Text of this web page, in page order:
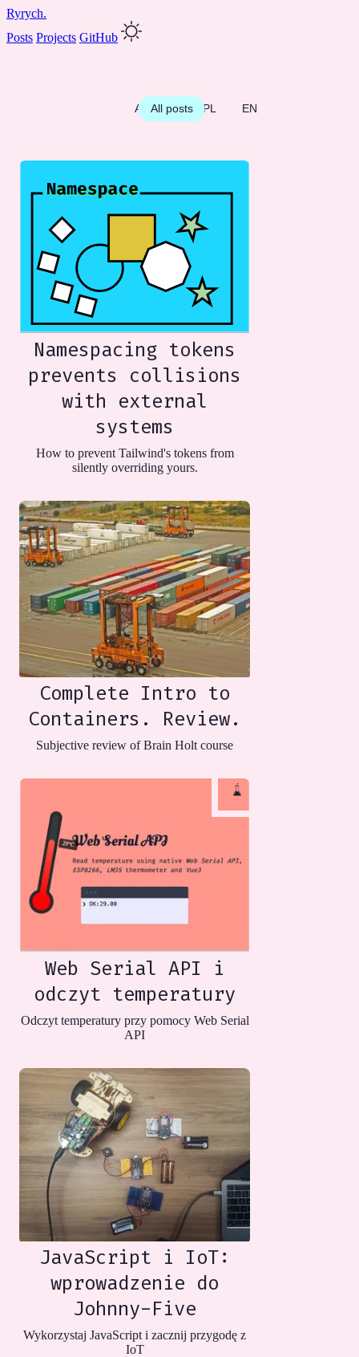
Ryrych.
Posts Projects GitHub
All posts PL EN
All posts
Namespacing tokens
prevents collisions
with external
systems
How to prevent Tailwind's tokens from
silently overriding yours.
Complete Intro to
Containers. Review.
Subjective review of Brain Holt course
Web Serial API i
odczyt temperatury
Odczyt temperatury przy pomocy Web Serial
API
JavaScript i IoT:
wprowadzenie do
Johnny-Five
Wykorzystaj JavaScript i zacznij przygodę z
IoT